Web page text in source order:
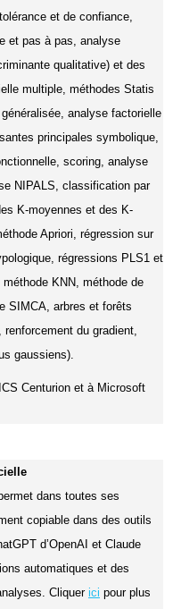
et de confiance,
et pas à pas, analyse
qualitative) et des
multiple, méthodes Statis
analyse factorielle
principales symbolique,
scoring, analyse
NIPALS, classification par
K-moyennes et des K-
Apriori, régression sur
régressions PLS1 et
KNN, méthode de
SIMCA, arbres et forêts
du gradient,
gaussiens).
Centurion et à Microsoft
dans toutes ses
copiable dans des outils
d’OpenAI et Claude
automatiques et des
Cliquer ici pour plus